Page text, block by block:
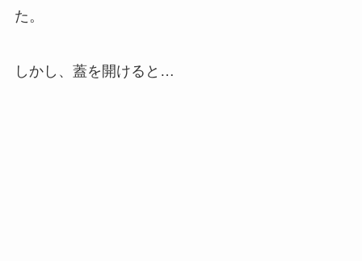
た。
しかし、蓋を開けると…